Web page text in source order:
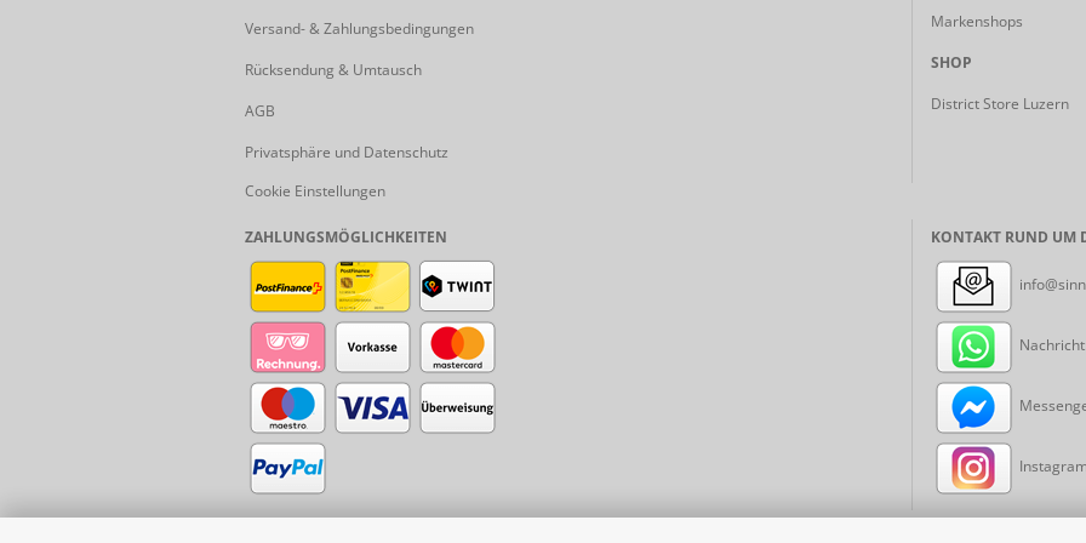
Versand- & Zahlungsbedingungen
Rücksendung & Umtausch
AGB
Privatsphäre und Datenschutz
Cookie Einstellungen
Markenshops
SHOP
District Store Luzern
ZAHLUNGSMÖGLICHKEITEN KONTAKT RUND UM
Nachricht: